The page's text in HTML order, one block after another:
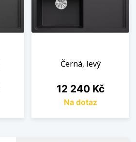
Černá, levý
Cena
12 240 Kč
Na dotaz